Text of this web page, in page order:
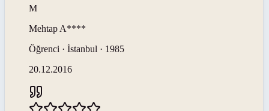
M
Mehtap A****
Öğrenci · İstanbul · 1985
20.12.2016